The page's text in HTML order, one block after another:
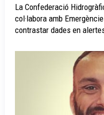
La Confederació
col·labora amb
contrastar dades en